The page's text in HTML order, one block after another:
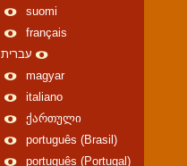
suomi
français
עברית
magyar
italiano
ქართული
português (Brasil)
português (Portugal)